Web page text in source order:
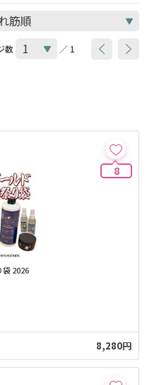
数 ／ 1
8
袋 2026
8,280円